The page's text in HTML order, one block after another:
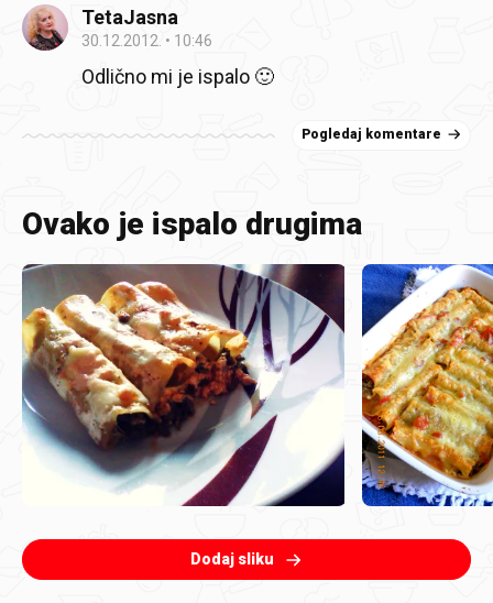
TetaJasna
30.12.2012. 10:46
Odlično mi je ispalo 🙂
Pogledaj komentare
Ovako je ispalo drugima
Dodaj sliku